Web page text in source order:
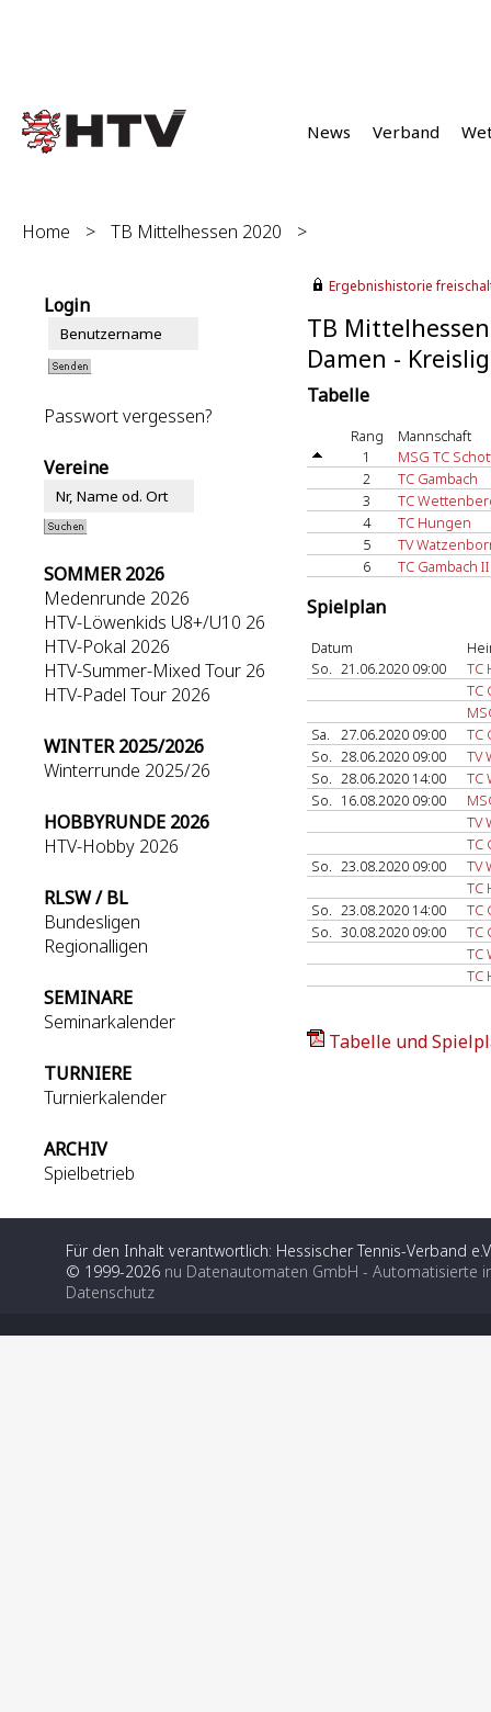
News Verband
Home > TB Mittelhessen 2020 >
Login
Passwort vergessen?
Vereine
SOMMER 2026
Medenrunde 2026
HTV-Löwenkids U8+/U10 26
HTV-Pokal 2026
HTV-Summer-Mixed Tour 26
HTV-Padel Tour 2026
WINTER 2025/2026
Winterrunde 2025/26
HOBBYRUNDE 2026
HTV-Hobby 2026
RLSW / BL
Bundesligen
Regionalligen
SEMINARE
Seminarkalender
TURNIERE
Turnierkalender
ARCHIV
Spielbetrieb
Ergebnishistorie
TB
Damen -
Tabelle
Rang
Mannschaft
1
MSG TC
2
TC Gambach
3
TC
4
TC Hungen
5
TV
6
TC Gambach II
Spielplan
Datum
So. 21.06.2020 09:00
TC
TC
Sa.
27.06.2020 09:00
TC
So. 28.06.2020 09:00
TV
So. 28.06.2020 14:00
TC
So. 16.08.2020 09:00
TV
TC
So. 23.08.2020 09:00
TV
TC
So. 23.08.2020 14:00
TC
So. 30.08.2020 09:00
TC
TC
TC
Tabelle und
Für den Inhalt verantwortlich: Hessischer Tennis-Verband
© 1999-2026 nu Datenautomaten GmbH - Automatisierte
Datenschutz